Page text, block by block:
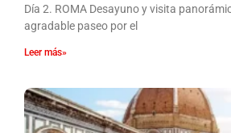
Día 2. ROMA Desayuno y visita
agradable paseo por el
Leer más»